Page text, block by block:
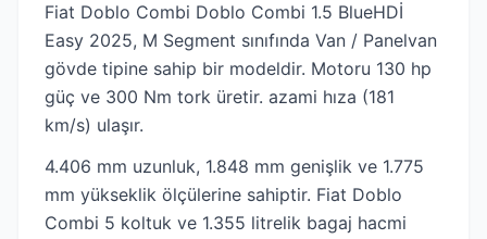
Fiat Doblo Combi Doblo Combi 1.5 BlueHDİ
Easy 2025, M Segment sınıfında Van / Panelvan
gövde tipine sahip bir modeldir. Motoru 130 hp
güç ve 300 Nm tork üretir. azami hıza (181
km/s) ulaşır.
4.406 mm uzunluk, 1.848 mm genişlik ve 1.775
mm yükseklik ölçülerine sahiptir. Fiat Doblo
Combi 5 koltuk ve 1.355 litrelik bagaj hacmi